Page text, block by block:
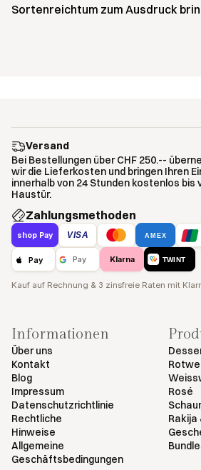
Sortenreichtum zum Ausdruck
Versand
Bei Bestellungen über CHF 250.--
wir die Lieferkosten und bringen Ihren
innerhalb von 24 Stunden kostenlos bis
Haustür.
Zahlungsmethoden
shop Pay VISA AMEX
Pay Pay Klarna TWINT
Kauf auf Rechnung & 3 zinsfreie Raten mit
Informationen
Über uns
Kontakt
Blog
Impressum
Datenschutzrichtlinie
Rechtliche
Hinweise
Allgemeine
Geschäftsbedingungen
Rosé
Rakija